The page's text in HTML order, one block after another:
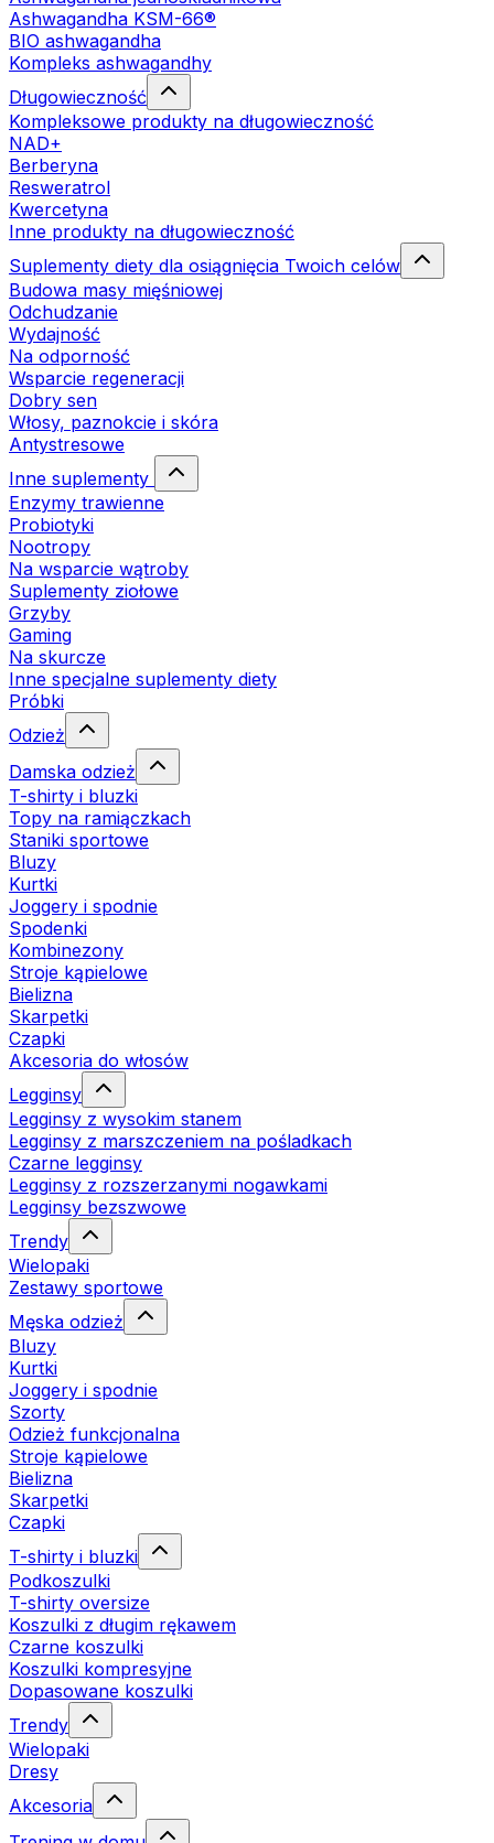
Ashwagandha KSM-66®
BIO ashwagandha
Kompleks ashwagandhy
Długowieczność
Kompleksowe produkty na długowieczność
NAD+
Berberyna
Resweratrol
Kwercetyna
Inne produkty na długowieczność
Suplementy diety dla osiągnięcia Twoich celów
Budowa masy mięśniowej
Odchudzanie
Wydajność
Na odporność
Wsparcie regeneracji
Dobry sen
Włosy, paznokcie i skóra
Antystresowe
Inne suplementy
Enzymy trawienne
Probiotyki
Nootropy
Na wsparcie wątroby
Suplementy ziołowe
Grzyby
Gaming
Na skurcze
Inne specjalne suplementy diety
Próbki
Odzież
Damska odzież
T-shirty i bluzki
Topy na ramiączkach
Staniki sportowe
Bluzy
Kurtki
Joggery i spodnie
Spodenki
Kombinezony
Stroje kąpielowe
Bielizna
Skarpetki
Czapki
Akcesoria do włosów
Legginsy
Legginsy z wysokim stanem
Legginsy z marszczeniem na pośladkach
Czarne legginsy
Legginsy z rozszerzanymi nogawkami
Legginsy bezszwowe
Trendy
Wielopaki
Zestawy sportowe
Męska odzież
Bluzy
Kurtki
Joggery i spodnie
Szorty
Odzież funkcjonalna
Stroje kąpielowe
Bielizna
Skarpetki
Czapki
T-shirty i bluzki
Podkoszulki
T-shirty oversize
Koszulki z długim rękawem
Czarne koszulki
Koszulki kompresyjne
Dopasowane koszulki
Trendy
Wielopaki
Dresy
Akcesoria